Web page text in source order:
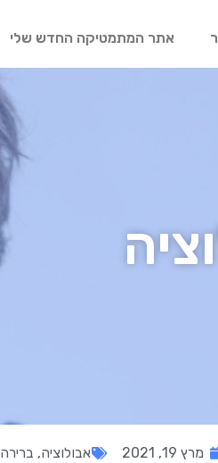
אתר המתמטיקה החדש שלי
מרץ 19, 2021 אבולוציה, ברירה